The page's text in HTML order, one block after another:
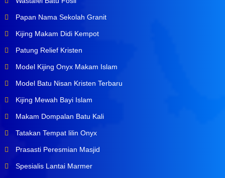
Papan Nama Sekolah Granit
Kijing Makam Didi Kempot
Patung Relief Kristen
Model Kijing Onyx Makam Islam
Model Batu Nisan Kristen Terbaru
Kijing Mewah Bayi Islam
Makam Dompalan Batu Kali
Tatakan Tempat lilin Onyx
Prasasti Peresmian Masjid
Spesialis Lantai Marmer